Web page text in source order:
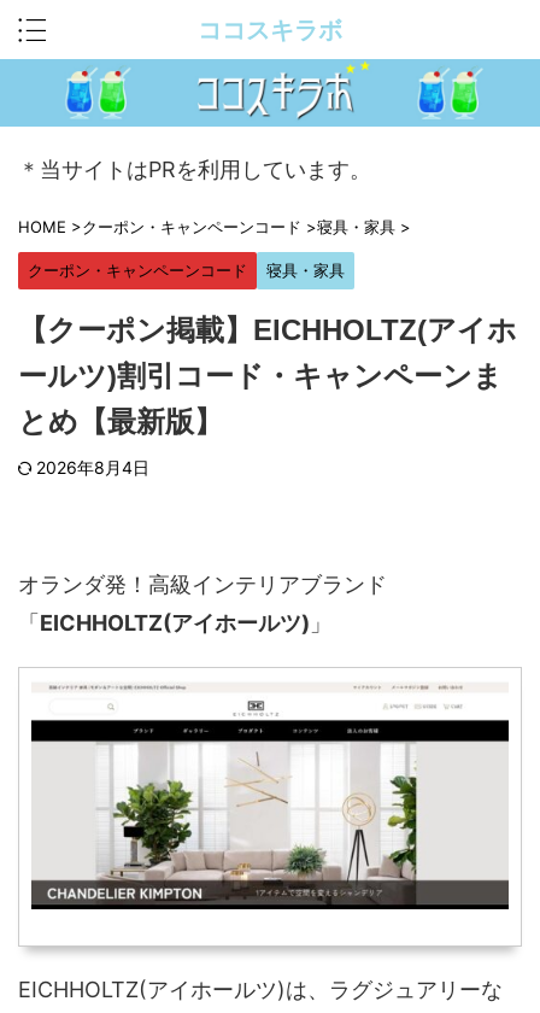
ココスキラボ
＊当サイトはPRを利用しています。
HOME >クーポン・キャンペーンコード >寝具・家具 >
クーポン・キャンペーンコード 寝具・家具
【クーポン掲載】EICHHOLTZ(アイホ
ールツ)割引コード・キャンペーンま
とめ【最新版】
2026年8月4日
オランダ発！高級インテリアブランド
「EICHHOLTZ(アイホールツ) 」
EICHHOLTZ(アイホールツ)は、ラグジュアリーな